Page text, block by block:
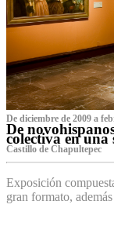
De diciembre de 2009 a
De
colectiva en una
Castillo de Chapultepec
Exposición
gran formato,